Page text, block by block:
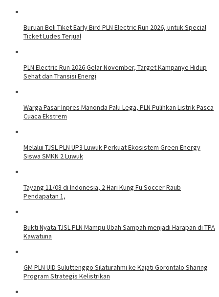
Buruan Beli Tiket Early Bird PLN Electric Run 2026, untuk Special
Ticket Ludes Terjual
PLN Electric Run 2026 Gelar November, Target Kampanye Hidup
Sehat dan Transisi Energi
Warga Pasar Inpres Manonda Palu Lega, PLN Pulihkan Listrik Pasca
Cuaca Ekstrem
Melalui TJSL PLN UP3 Luwuk Perkuat Ekosistem Green Energy
Siswa SMKN 2 Luwuk
Tayang 11/08 di Indonesia, 2 Hari Kung Fu Soccer Raub
Pendapatan 1,
Bukti Nyata TJSL PLN Mampu Ubah Sampah menjadi Harapan di TPA
Kawatuna
GM PLN UID Suluttenggo Silaturahmi ke Kajati Gorontalo Sharing
Program Strategis Kelistrikan